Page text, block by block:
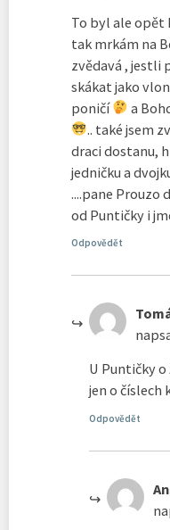
To byl ale opět
tak mrkám na
zvědavá , jestli
skákat jako
poničí
a
.. také jsem
draci dostanu,
jedničku a
....pane Prouzo
od Puntičky i
Odpovědět
U Puntičky
jen o číslech
Odpovědět